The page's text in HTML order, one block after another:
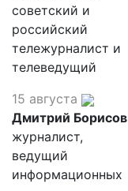
советский и
российский
тележурналист и
телеведущий
15 августа
Дмитрий Борисов
журналист,
ведущий
информационных